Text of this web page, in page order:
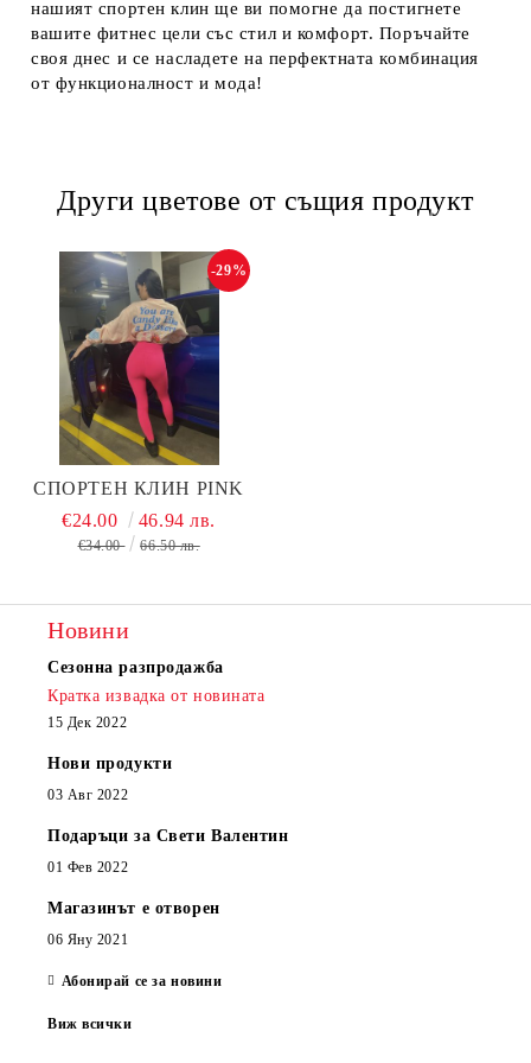
нашият спортен клин ще ви помогне да постигнете
вашите фитнес цели със стил и комфорт. Поръчайте
своя днес и се насладете на перфектната комбинация
от функционалност и мода!
Други цветове от същия продукт
СПОРТЕН КЛИН PINK
-29%
€24.00 46.94 лв.
€34.00 66.50 лв.
Новини
Сезонна разпродажба
Кратка извадка от новината
15 Дек 2022
Нови продукти
03 Авг 2022
Подаръци за Свети Валентин
01 Фев 2022
Магазинът е отворен
06 Яну 2021
Абонирай се за новини
Виж всички